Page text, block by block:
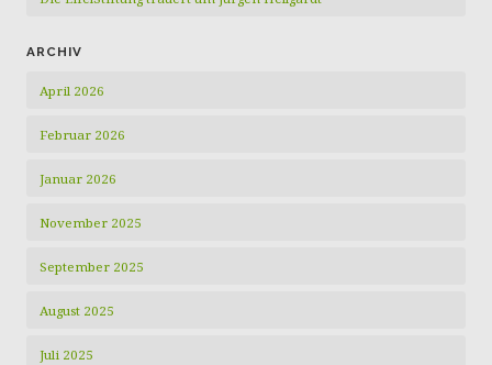
ARCHIV
April 2026
Februar 2026
Januar 2026
November 2025
September 2025
August 2025
Juli 2025